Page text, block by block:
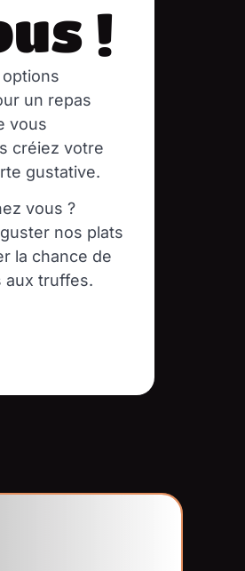
!
un repas
vous
créiez votre
gustative.
vous ?
nos plats
la chance de
aux truffes.